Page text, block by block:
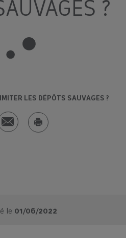
?
LES DÉPÔTS SAUVAGES ?
le 01/06/2022